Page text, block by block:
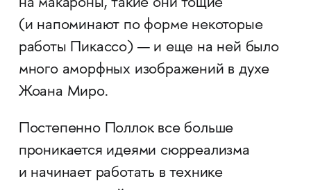
на макароны, такие они тощие
(и напоминают по форме некоторые
работы Пикассо) — и еще на ней было
много аморфных изображений в духе
Жоана Миро.
Постепенно Поллок все больше
проникается идеями сюрреализма
и начинает работать в технике